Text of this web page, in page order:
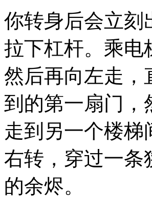
你转身后会立刻
拉下杠杆。乘电
然后再向左走，
到的第一扇门，
走到另一个楼梯
右转，穿过一条
的余烬。